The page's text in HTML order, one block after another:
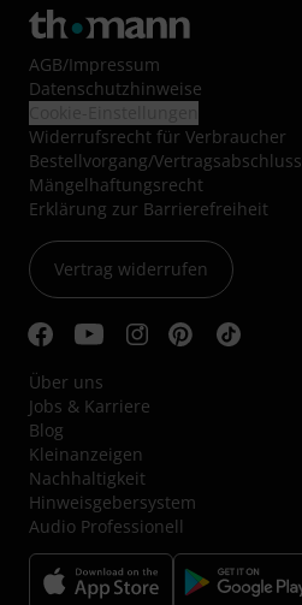
AGB/Impressum
Datenschutzhinweise
Widerrufsrecht für Verbraucher
Bestellvorgang/Vertragsabschluss
Mängelhaftungsrecht
Erklärung zur Barrierefreiheit
Vertrag widerrufen
Über uns
Jobs & Karriere
Blog
Kleinanzeigen
Nachhaltigkeit
Hinweisgebersystem
Audio Professionell